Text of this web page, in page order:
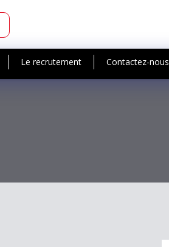
Le recrutement Contactez-nous